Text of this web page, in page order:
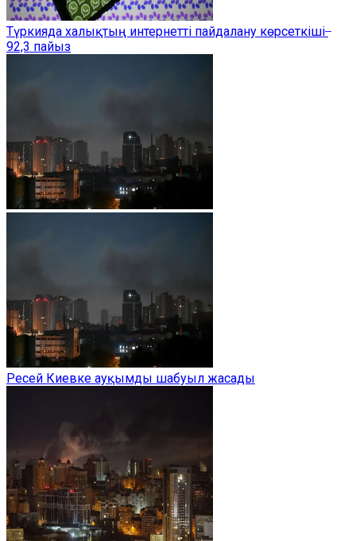
Түркияда халықтың интернетті пайдалану көрсеткіші ̶
92,3 пайыз
Ресей Киевке ауқымды шабуыл жасады